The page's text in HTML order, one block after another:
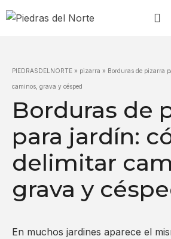
PIEDRASDELNORTE » pizarra » Borduras de pizarra
caminos, grava y césped
Borduras de
para jardín:
delimitar
grava y
En muchos jardines aparece el